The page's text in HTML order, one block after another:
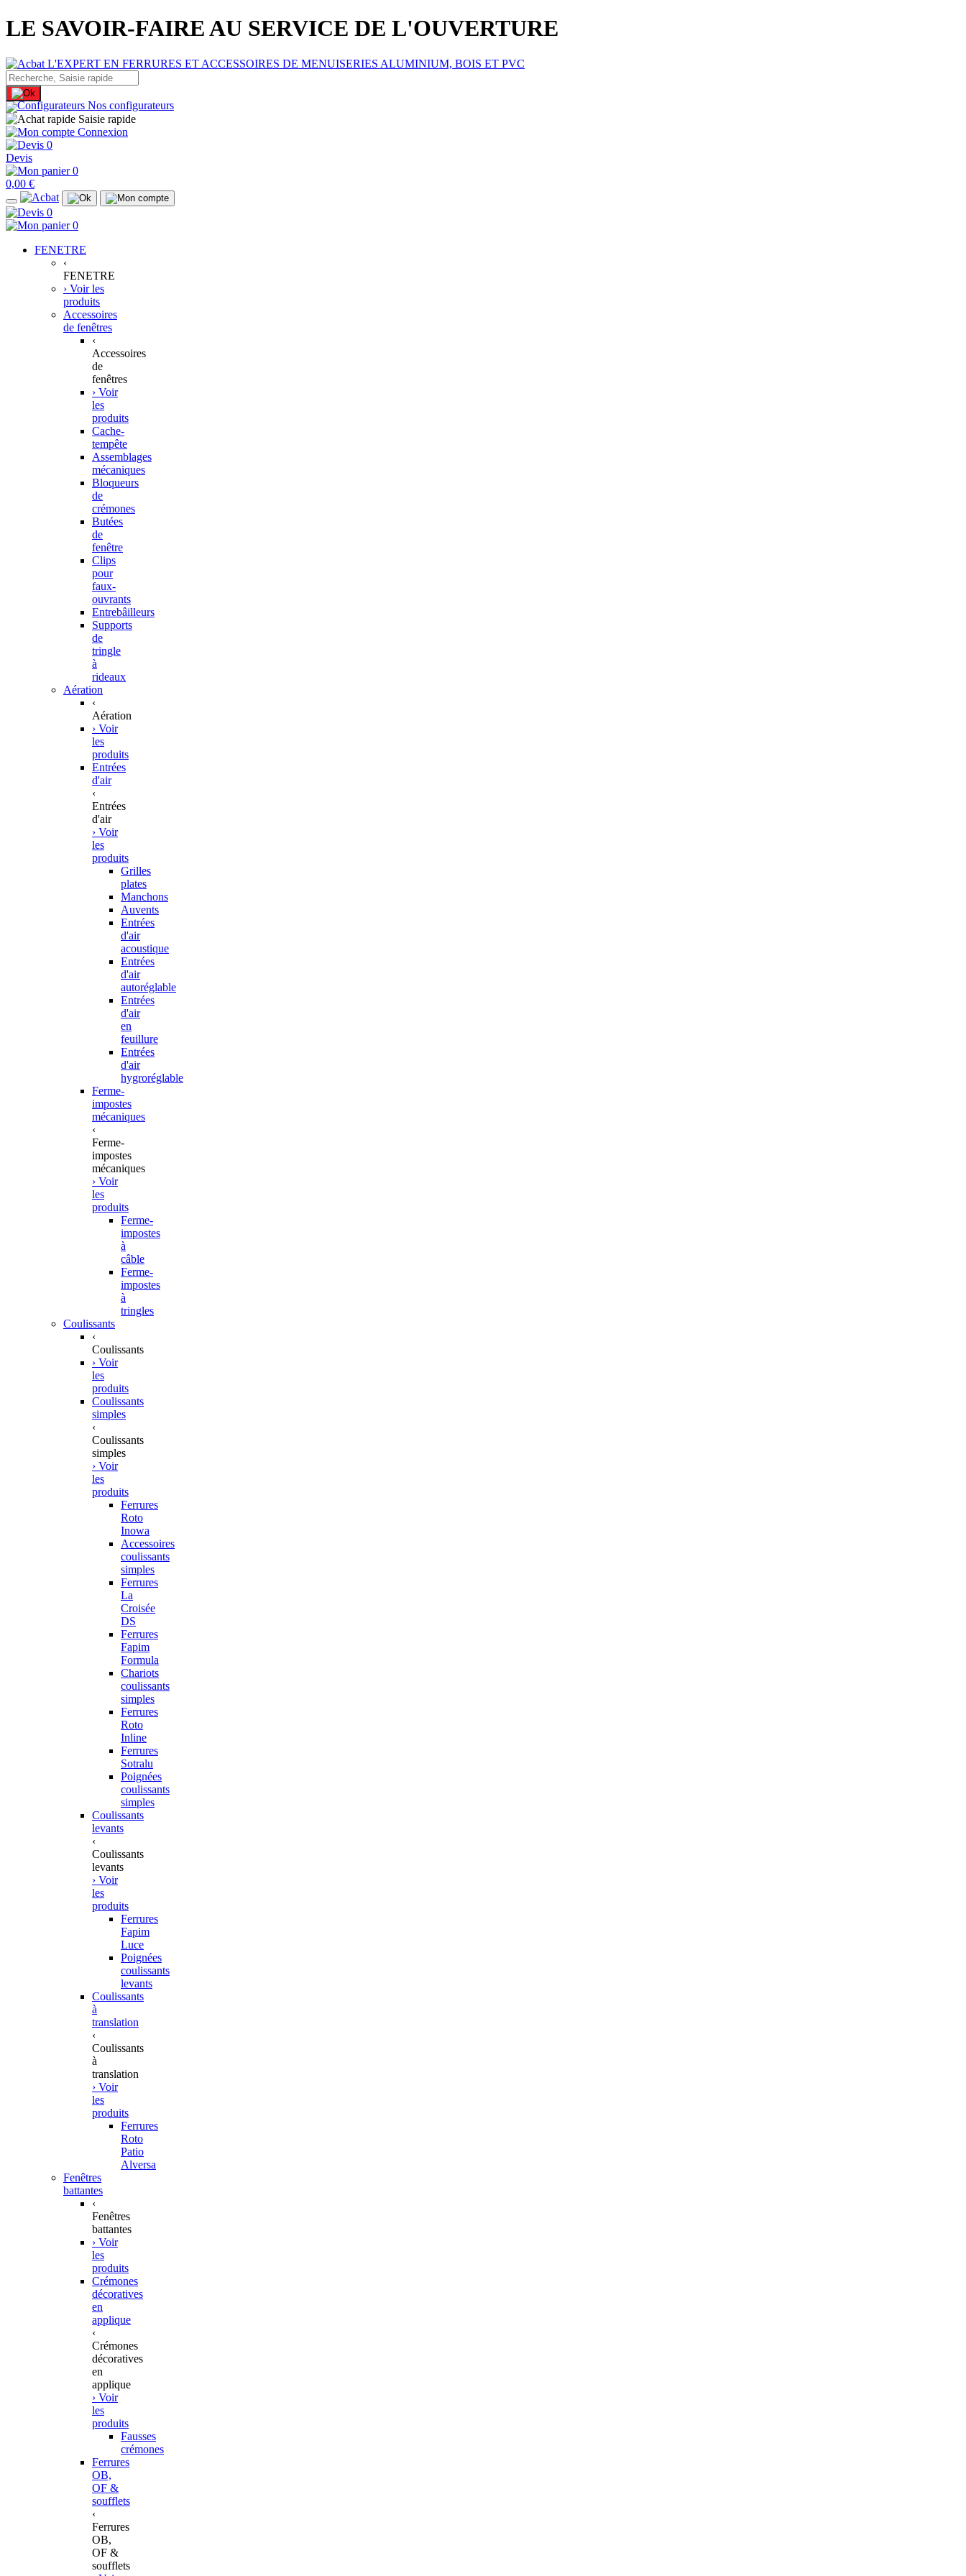
LE SAVOIR-FAIRE AU SERVICE DE L'OUVERTURE
Nos configurateurs
Saisie rapide
Connexion
0
Devis
0
0,00 €
0
0
FENETRE
‹
FENETRE
› Voir les
produits
Accessoires
de fenêtres
‹
Accessoires
de
fenêtres
› Voir
les
produits
Cache-
tempête
Assemblages
mécaniques
Bloqueurs
de
crémones
Butées
de
fenêtre
Clips
pour
faux-
ouvrants
Entrebâilleurs
Supports
de
tringle
à
rideaux
Aération
‹
Aération
› Voir
les
produits
Entrées
d'air
‹
Entrées
d'air
› Voir
les
produits
Grilles
plates
Manchons
Auvents
Entrées
d'air
acoustique
Entrées
d'air
autoréglable
Entrées
d'air
en
feuillure
Entrées
d'air
hygroréglable
Ferme-
impostes
mécaniques
‹
Ferme-
impostes
mécaniques
› Voir
les
produits
Ferme-
impostes
à
câble
Ferme-
impostes
à
tringles
Coulissants
‹
Coulissants
› Voir
les
produits
Coulissants
simples
‹
Coulissants
simples
› Voir
les
produits
Ferrures
Roto
Inowa
Accessoires
coulissants
simples
Ferrures
La
Croisée
DS
Ferrures
Fapim
Formula
Chariots
coulissants
simples
Ferrures
Roto
Inline
Ferrures
Sotralu
Poignées
coulissants
simples
Coulissants
levants
‹
Coulissants
levants
› Voir
les
produits
Ferrures
Fapim
Luce
Poignées
coulissants
levants
Coulissants
à
translation
‹
Coulissants
à
translation
› Voir
les
produits
Ferrures
Roto
Patio
Alversa
Fenêtres
battantes
‹
Fenêtres
battantes
› Voir
les
produits
Crémones
décoratives
en
applique
‹
Crémones
décoratives
en
applique
› Voir
les
produits
Fausses
crémones
Ferrures
OB,
OF &
soufflets
‹
Ferrures
OB,
OF &
soufflets